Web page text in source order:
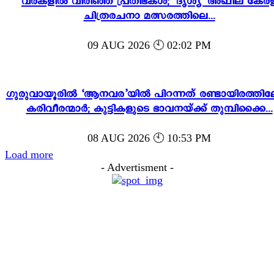
ചിത്രരചനാ മത്സരത്തിലെ...
09 AUG 2026 🕙 02:02 PM
ഗുരുവായൂരിൽ ‘ആനവര’യിൽ പിറന്നത്
കരിവീരന്മാർ; കുട്ടികളുടെ ഭാവനയ്ക്ക് തുമ്പിക്കൈ...
08 AUG 2026 🕙 10:53 PM
Load more
- Advertisment -